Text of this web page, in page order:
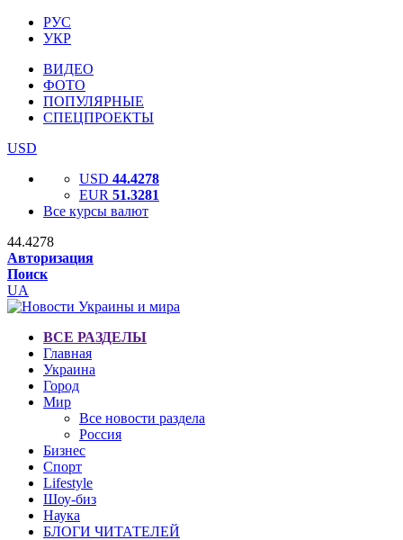
РУС
УКР
ВИДЕО
ФОТО
ПОПУЛЯРНЫЕ
СПЕЦПРОЕКТЫ
USD
USD 44.4278
EUR 51.3281
Все курсы валют
44.4278
Авторизация
Поиск
UA
ВСЕ РАЗДЕЛЫ
Главная
Украина
Город
Мир
Все новости раздела
Россия
Бизнес
Спорт
Lifestyle
Шоу-биз
Наука
БЛОГИ ЧИТАТЕЛЕЙ